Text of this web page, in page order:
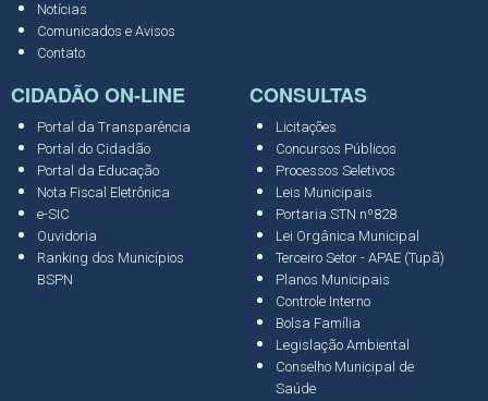
Notícias
Comunicados e Avisos
Contato
CIDADÃO ON-LINE
Portal da Transparência
Portal do Cidadão
Portal da Educação
Nota Fiscal Eletrônica
e-SIC
Ouvidoria
Ranking dos Municípios
BSPN
CONSULTAS
Licitações
Concursos Públicos
Processos Seletivos
Leis Municipais
Portaria STN nº828
Lei Orgânica Municipal
Terceiro Setor - APAE (Tupã)
Planos Municipais
Controle Interno
Bolsa Família
Legislação Ambiental
Conselho Municipal de
Saúde